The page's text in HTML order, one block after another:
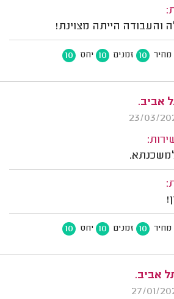
והעבודה הייתה מצוינת!
מחיר 10 זמנים 10 יחס 10
אביב.
מחיר 10 זמנים 10 יחס 10
אביב.